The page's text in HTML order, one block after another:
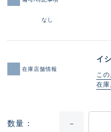
なし
在庫店舗情報
イ
こ
在
数量